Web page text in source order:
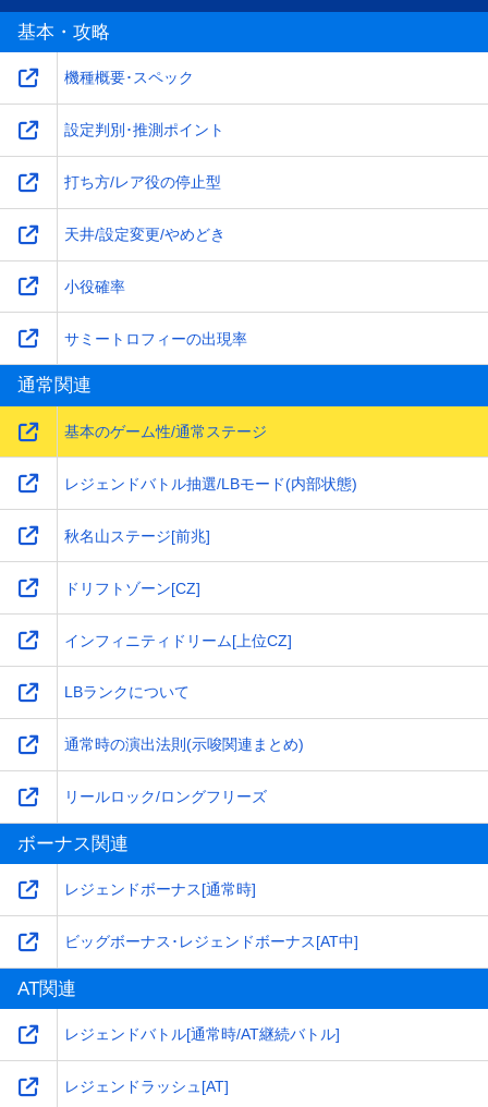
基本・攻略
機種概要･スペック
設定判別･推測ポイント
打ち方/レア役の停止型
天井/設定変更/やめどき
小役確率
サミートロフィーの出現率
通常関連
基本のゲーム性/通常ステージ
レジェンドバトル抽選/LBモード(内部状態)
秋名山ステージ[前兆]
ドリフトゾーン[CZ]
インフィニティドリーム[上位CZ]
LBランクについて
通常時の演出法則(示唆関連まとめ)
リールロック/ロングフリーズ
ボーナス関連
レジェンドボーナス[通常時]
ビッグボーナス･レジェンドボーナス[AT中]
AT関連
レジェンドバトル[通常時/AT継続バトル]
レジェンドラッシュ[AT]